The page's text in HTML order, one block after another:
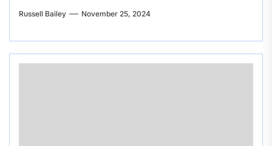
Russell Bailey November 25, 2024